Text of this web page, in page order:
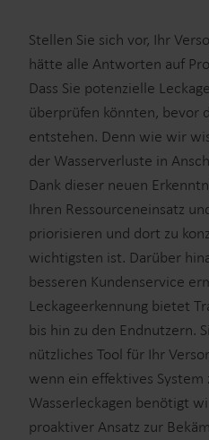
Stellen Sie sich vor, Ihr
hätte alle Antworten auf
Dass Sie potenzielle
überprüfen könnten, bevor
entstehen. Denn wie wir
der Wasserverluste in
Dank dieser neuen
Ihren Ressourceneinsatz
priorisieren und dort zu
wichtigsten ist. Darüber
besseren Kundenservice
Leckageerkennung bietet
bis hin zu den Endnutzern.
nützliches Tool für Ihr
wenn ein effektives
Wasserleckagen benötigt
proaktiver Ansatz zur